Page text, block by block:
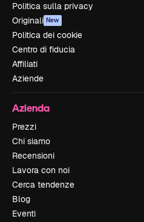
Politica sulla privacy
Originali New
Politica dei cookie
Centro di fiducia
Affiliati
Aziende
Azienda
Prezzi
Chi siamo
Recensioni
Lavora con noi
Cerca tendenze
Blog
Eventi